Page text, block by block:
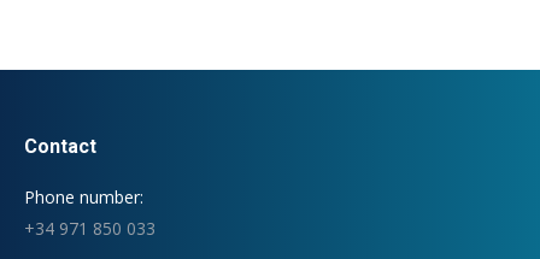
Contact
Phone number:
+34 971 850 033